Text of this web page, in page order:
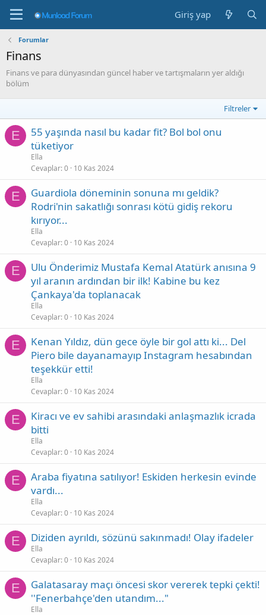
Giriş yap
Forumlar
Finans
Finans ve para dünyasından güncel haber ve tartışmaların yer aldığı
bölüm
Filtreler
E
55 yaşında nasıl bu kadar fit? Bol bol onu
tüketiyor
Ella
Cevaplar 0 10 Kas 2024
E
Guardiola döneminin sonuna mı geldik?
Rodri'nin sakatlığı sonrası kötü gidiş rekoru
kırıyor...
Ella
Cevaplar 0 10 Kas 2024
E
Ulu Önderimiz Mustafa Kemal Atatürk anısına 9
yıl aranın ardından bir ilk! Kabine bu kez
Çankaya'da toplanacak
Ella
Cevaplar 0 10 Kas 2024
E
Kenan Yıldız, dün gece öyle bir gol attı ki... Del
Piero bile dayanamayıp Instagram hesabından
teşekkür etti!
Ella
Cevaplar 0 10 Kas 2024
E
Kiracı ve ev sahibi arasındaki anlaşmazlık icrada
bitti
Ella
Cevaplar 0 10 Kas 2024
E
Araba fiyatına satılıyor! Eskiden herkesin evinde
vardı...
Ella
Cevaplar 0 10 Kas 2024
E Diziden ayrıldı, sözünü sakınmadı! Olay ifadeler
Ella
Cevaplar 0 10 Kas 2024
E
Galatasaray maçı öncesi skor vererek tepki çekti!
''Fenerbahçe'den utandım..."
Ella